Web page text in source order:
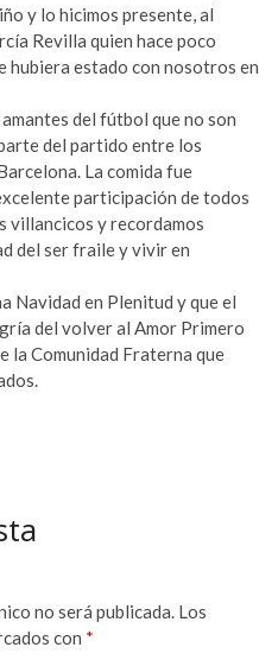
y lo hicimos presente, al
Revilla quien hace poco
hubiera estado con nosotros en
del fútbol que no son
del partido entre los
La comida fue
participación de todos
villancicos y recordamos
del ser fraile y vivir en
Navidad en Plenitud y que el
del volver al Amor Primero
la Comunidad Fraterna que
no será publicada. Los
con *